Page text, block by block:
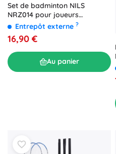
Set de badminton NILS
NRZ014 pour joueurs
récréatifs
Entrepôt externe ?
16,90 €
Au panier